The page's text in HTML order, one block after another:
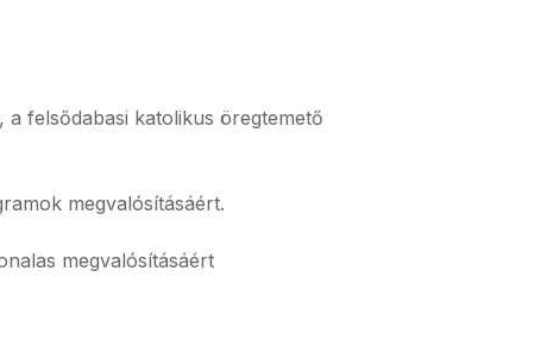
felsődabasi katolikus öregtemető
megvalósításáért.
megvalósításáért